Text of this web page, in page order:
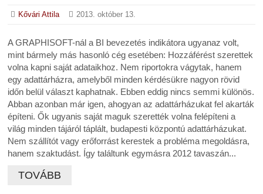
Kővári Attila 2013. október 13.
A GRAPHISOFT-nál a BI bevezetés indikátora ugyanaz volt,
mint bármely más hasonló cég esetében: Hozzáférést szerettek
volna kapni saját adataikhoz. Nem riportokra vágytak, hanem
egy adattárházra, amelyből minden kérdésükre nagyon rövid
időn belül választ kaphatnak. Ebben eddig nincs semmi különös.
Abban azonban már igen, ahogyan az adattárházukat fel akarták
építeni. Ők ugyanis saját maguk szerették volna felépíteni a
világ minden tájáról táplált, budapesti központú adattárházukat.
Nem szállítót vagy erőforrást kerestek a probléma megoldásra,
hanem szaktudást. Így találtunk egymásra 2012 tavaszán...
TOVÁBB